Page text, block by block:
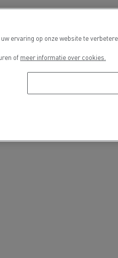
ervaring op onze website te
of meer informatie over cookies.